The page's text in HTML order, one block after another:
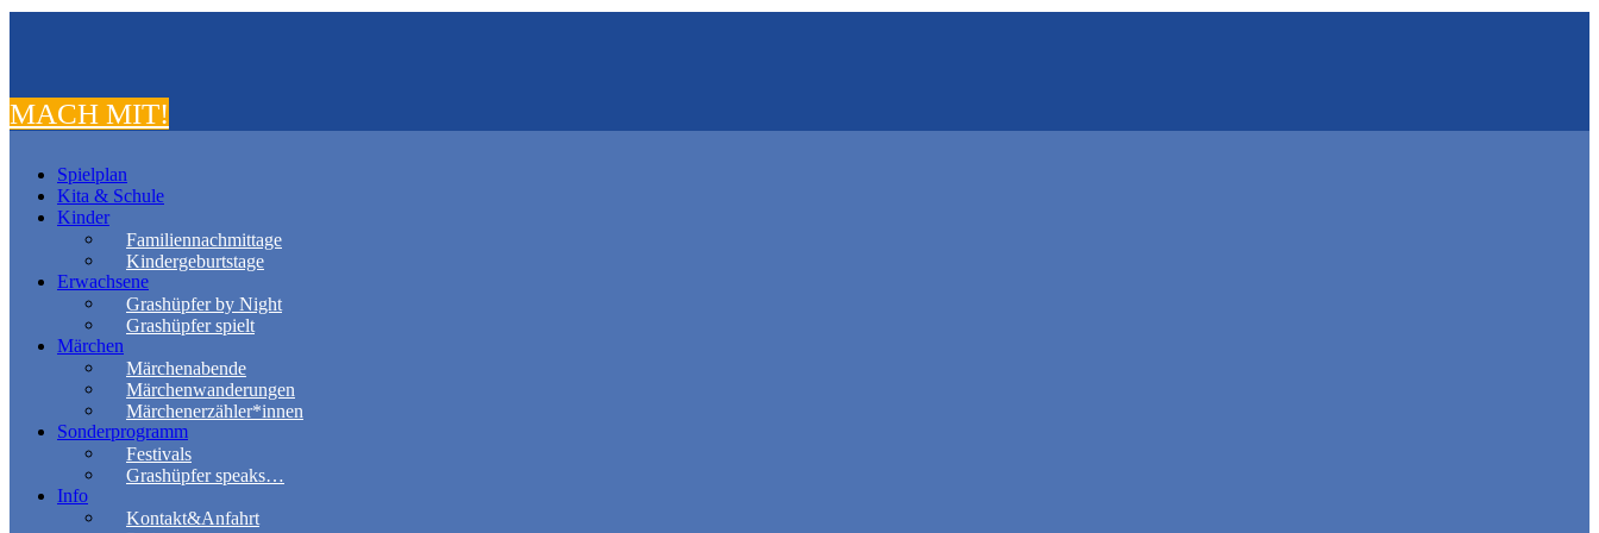
MACH MIT!
Spielplan
Kita & Schule
Kinder
Familiennachmittage
Kindergeburtstage
Erwachsene
Grashüpfer by Night
Grashüpfer spielt
Märchen
Märchenabende
Märchenwanderungen
Märchenerzähler*innen
Sonderprogramm
Festivals
Grashüpfer speaks…
Info
Kontakt&Anfahrt